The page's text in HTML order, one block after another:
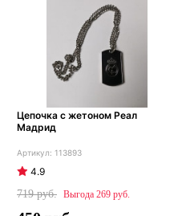
Цепочка с жетоном Реал
Мадрид
113893
4.9
719
269